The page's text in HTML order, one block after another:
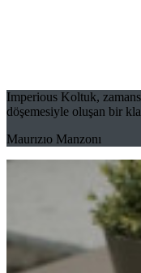
Imperious Koltuk,
döşemesiyle oluşan bir
Maurızıo Manzonı